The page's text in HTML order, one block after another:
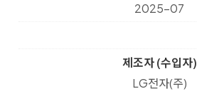
2025-07
제조자 (수입자)
LG전자(주)